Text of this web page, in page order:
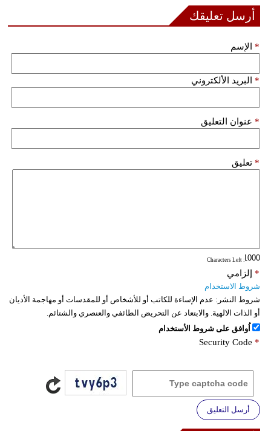
أرسل تعليقك
الإسم *
البريد الألكتروني *
عنوان التعليق *
تعليق *
: Characters Left
إلزامي *
شروط الاستخدام
شروط النشر: عدم الإساءة للكاتب أو للأشخاص أو للمقدسات أو مهاجمة الأديان
أو الذات الالهية. والابتعاد عن التحريض الطائفي والعنصري والشتائم.
اُوافق على شروط الأستخدام
Security Code *
أرسل التعليق